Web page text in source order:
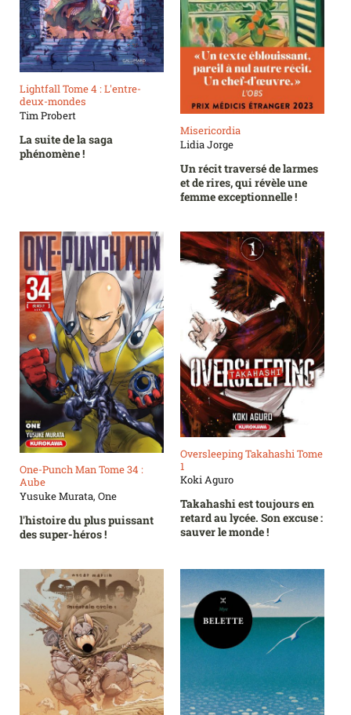
Lightfall Tome 4 : L'entre-
deux-mondes
Tim Probert
La suite de la saga
phénomène !
Misericordia
Lidia Jorge
Un récit traversé de larmes
et de rires, qui révèle une
femme exceptionnelle !
One-Punch Man Tome 34 :
Aube
Yusuke Murata, One
l'histoire du plus puissant
des super-héros !
Oversleeping Takahashi Tome
1
Koki Aguro
Takahashi est toujours en
retard au lycée. Son excuse :
sauver le monde !